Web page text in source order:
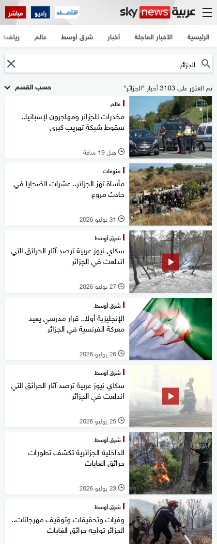
راديو مباشر
الرئيسية الأخبار العاجلة أخبار شرق أوسط عالم رياضة
حسب القسم تم العثور على 3103 أخبار "الجزائر"
عالم
مخدرات للجزائر ومهاجرون لإسبانيا..
سقوط شبكة تهريب كبرى
l قبل 19 ساعة
منوعات
مأساة تهز الجزائر.. عشرات الضحايا في
حادث مروع
l 31 يوليو 2026
شرق أوسط
سكاي نيوز عربية ترصد آثار الحرائق التي
اندلعت في الجزائر
l 27 يوليو 2026
شرق أوسط
الإنجليزية أولا.. قرار مدرسي يعيد
معركة الفرنسية في الجزائر
l 26 يوليو 2026
شرق أوسط
سكاي نيوز عربية ترصد آثار الحرائق التي
اندلعت في الجزائر
l 25 يوليو 2026
شرق أوسط
الداخلية الجزائرية تكشف تطورات
حرائق الغابات
l 23 يوليو 2026
شرق أوسط
وفيات وتحقيقات وتوقيف مهرجانات..
الجزائر تواجه حرائق الغابات